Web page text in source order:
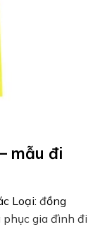
mẫu đi
Loại: đồng
phục gia đình đi